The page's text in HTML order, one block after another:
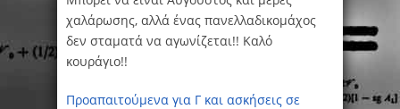
χαλάρωσης, αλλά ένας πανελλαδικομάχος
δεν σταματά να αγωνίζεται!! Καλό
κουράγιο!!
Προαπαιτούμενα για Γ και ασκήσεις σε